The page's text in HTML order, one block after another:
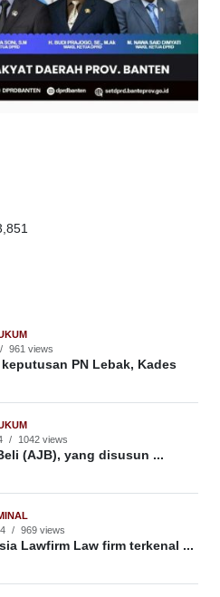
/ 961 views
keputusan PN Lebak, Kades
/ 1042 views
(AJB), yang disusun ...
/ 969 views
Lawfirm Law firm terkenal ...